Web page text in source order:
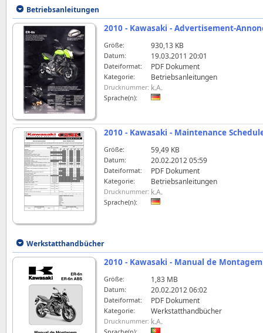
Betriebsanleitungen
2010 - Kawasaki - Advertisement-
Größe: 930,13 KB
Datum: 19.03.2011 20:01
Dateiformat: PDF Dokument
Kategorie: Betriebsanleitungen
Drucknummer: k.A.
Sprache(n):
2010 - Kawasaki - Maintenance
Größe: 59,49 KB
Datum: 20.02.2012 05:59
Dateiformat: PDF Dokument
Kategorie: Betriebsanleitungen
Drucknummer: k.A.
Sprache(n):
Werkstatthandbücher
2010 - Kawasaki - Manual de Montagem
Größe: 1,83 MB
Datum: 20.02.2012 06:02
Dateiformat: PDF Dokument
Kategorie: Werkstatthandbücher
Drucknummer: k.A.